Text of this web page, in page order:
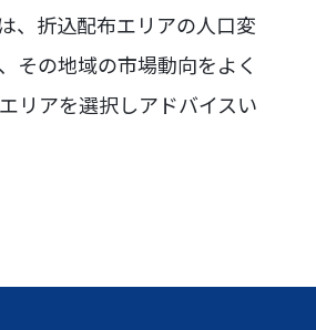
、折込配布エリアの人口変
その地域の市場動向をよく
リアを選択しアドバイスい